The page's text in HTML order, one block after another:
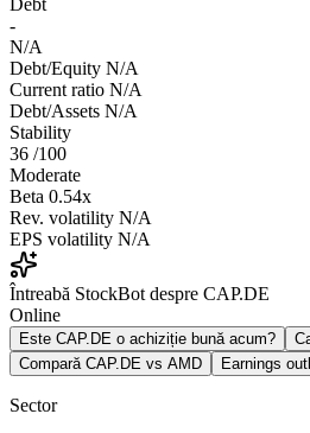
Debt
-
N/A
Debt/Equity N/A
Current ratio N/A
Debt/Assets N/A
Stability
36 /100
Moderate
Beta 0.54x
Rev. volatility N/A
EPS volatility N/A
Întreabă StockBot despre CAP.DE
Online
Este CAP.DE o achiziție bună acum?
Compară CAP.DE vs AMD
Earnings
Sector